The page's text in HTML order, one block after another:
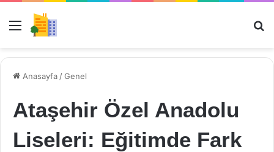
Menü
Anasayfa /Genel
Ataşehir Özel Anadolu
Liseleri: Eğitimde Fark